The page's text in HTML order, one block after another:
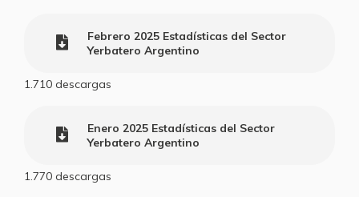
Febrero 2025 Estadísticas del Sector
Yerbatero Argentino
1.710 descargas
Enero 2025 Estadísticas del Sector
Yerbatero Argentino
1.770 descargas